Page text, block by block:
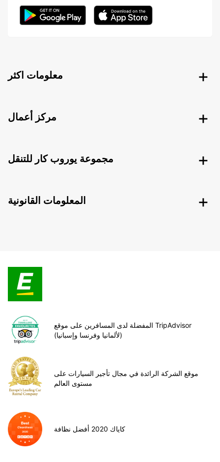
معلومات اكثر
مركز أعمال
مجموعة يوروب كار للتنقل
المعلومات القانونية
المفضلة لدى المسافرين على موقع TripAdvisor
(لألمانيا وفرنسا وإسبانيا)
موقع الشركة الرائدة في مجال تأجير السيارات على
مستوى العالم
كاياك 2020 أفضل نظافة